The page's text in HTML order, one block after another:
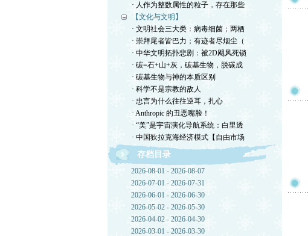
· 人作为整数属性的粒子，存在那些
【文化与文明】
· 文明社会三大类：病毒细菌；两栖
· 崇拜尾者皆巴力；有迹者尽烟尘（
· 中华文明拓扑悲剧：被2D飓风死锁
· 碳=石+山+灰，碳基生物，脱碳成
· 碳基生物与神的本质区别
· 科学不是宗教的敌人
· 忠言为什么往往逆耳，扎心
· Anthropic 的丑恶嘴脸！
· “美”是宇宙演化导航系统：白里透
· 中国狄拉克海经济模式【自由市场
存档目录
2026-08-01 - 2026-08-07
2026-07-01 - 2026-07-31
2026-06-01 - 2026-06-30
2026-05-02 - 2026-05-30
2026-04-02 - 2026-04-30
2026-03-01 - 2026-03-30